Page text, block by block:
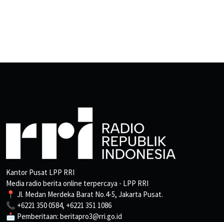
Kantor Pusat LPP RRI
Media radio berita online terpercaya - LPP RRI
📍 Jl. Medan Merdeka Barat No.4-5, Jakarta Pusat.
📞 +6221 350 0584, +6221 351 1086
📩 Pemberitaan: beritapro3@rri.go.id